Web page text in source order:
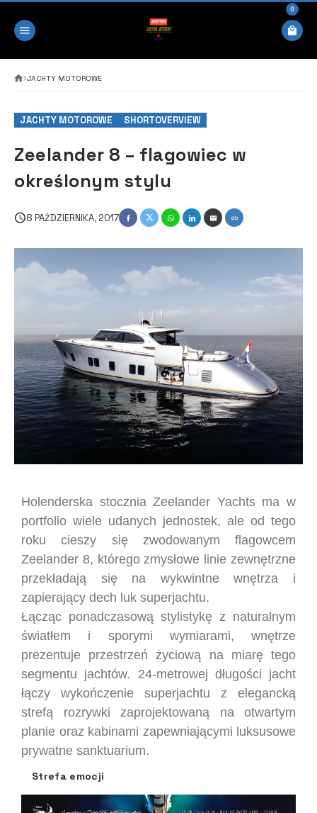
0
JACHTY MOTOROWE
JACHTY MOTOROWE SHORTOVERVIEW
Zeelander 8 – flagowiec w
określonym stylu
8 PAŹDZIERNIKA, 2017
Holenderska stocznia Zeelander Yachts ma w
portfolio wiele udanych jednostek, ale od tego
roku cieszy się zwodowanym flagowcem
Zeelander 8, którego zmysłowe linie zewnętrzne
przekładają się na wykwintne wnętrza i
zapierający dech luk superjachtu.
Łącząc ponadczasową stylistykę z naturalnym
światłem i sporymi wymiarami, wnętrze
prezentuje przestrzeń życiową na miarę tego
segmentu jachtów. 24-metrowej długości jacht
łączy wykończenie superjachtu z elegancką
strefą rozrywki zaprojektowaną na otwartym
planie oraz kabinami zapewniającymi luksusowe
prywatne sanktuarium.
Strefa emocji